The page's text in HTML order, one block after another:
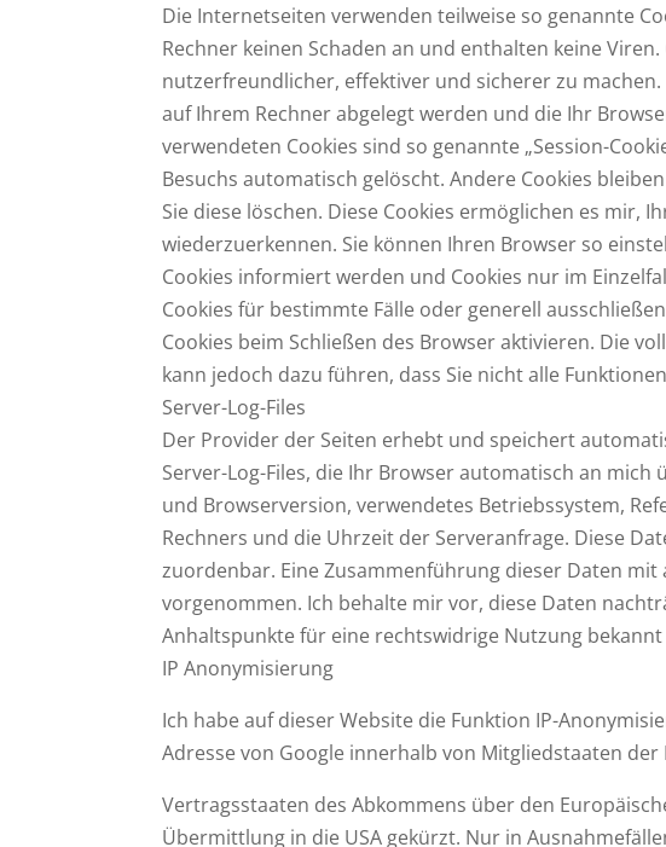
Die Internetseiten verwenden teilweise so genannte
Rechner keinen Schaden an und enthalten keine
nutzerfreundlicher, effektiver und sicherer zu
auf Ihrem Rechner abgelegt werden und die Ihr
verwendeten Cookies sind so genannte „Session-
Besuchs automatisch gelöscht. Andere Cookies
Sie diese löschen. Diese Cookies ermöglichen es mir,
wiederzuerkennen. Sie können Ihren Browser so
Cookies informiert werden und Cookies nur im
Cookies für bestimmte Fälle oder generell
Cookies beim Schließen des Browser aktivieren. Die
kann jedoch dazu führen, dass Sie nicht alle
Server-Log-Files
Der Provider der Seiten erhebt und speichert
Server-Log-Files, die Ihr Browser automatisch an
und Browserversion, verwendetes Betriebssystem,
Rechners und die Uhrzeit der Serveranfrage. Diese
zuordenbar. Eine Zusammenführung dieser Daten
vorgenommen. Ich behalte mir vor, diese Daten
Anhaltspunkte für eine rechtswidrige Nutzung
IP Anonymisierung
Ich habe auf dieser Website die Funktion IP-
Adresse von Google innerhalb von Mitgliedstaaten
Vertragsstaaten des Abkommens über den
Übermittlung in die USA gekürzt. Nur in